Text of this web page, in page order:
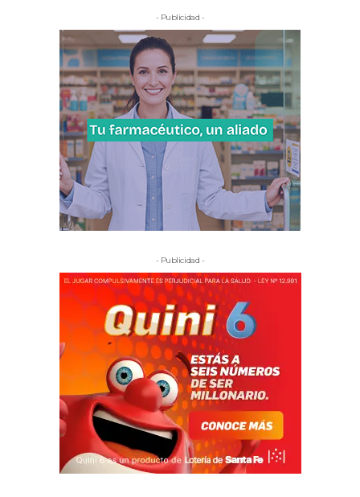
- Publicidad -
- Publicidad -